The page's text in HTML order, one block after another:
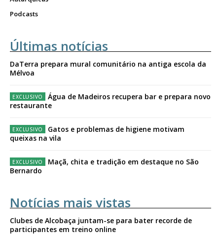
Podcasts
Últimas notícias
DaTerra prepara mural comunitário na antiga escola da
Mélvoa
Água de Madeiros recupera bar e prepara novo
restaurante
Gatos e problemas de higiene motivam
queixas na vila
Maçã, chita e tradição em destaque no São
Bernardo
Notícias mais vistas
Clubes de Alcobaça juntam-se para bater recorde de
participantes em treino online